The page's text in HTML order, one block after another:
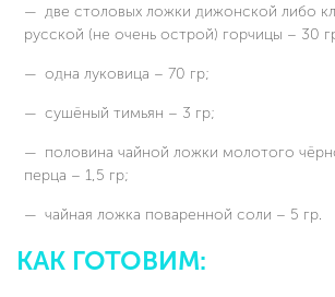
две столовых ложки дижонской либо
русской (не очень острой) горчицы – 30
одна луковица – 70 гр;
сушёный тимьян – 3 гр;
половина чайной ложки молотого
перца – 1,5 гр;
чайная ложка поваренной соли – 5 гр.
КАК ГОТОВИМ: